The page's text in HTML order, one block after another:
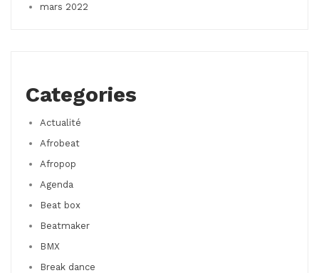
mars 2022
Categories
Actualité
Afrobeat
Afropop
Agenda
Beat box
Beatmaker
BMX
Break dance